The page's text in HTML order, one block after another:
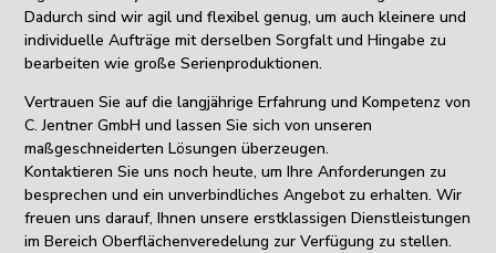
Dadurch sind wir agil und flexibel genug, um auch kleinere und
individuelle Aufträge mit derselben Sorgfalt und Hingabe zu
bearbeiten wie große Serienproduktionen.
Vertrauen Sie auf die langjährige Erfahrung und Kompetenz von
C. Jentner GmbH und lassen Sie sich von unseren
maßgeschneiderten Lösungen überzeugen.
Kontaktieren Sie uns noch heute, um Ihre Anforderungen zu
besprechen und ein unverbindliches Angebot zu erhalten. Wir
freuen uns darauf, Ihnen unsere erstklassigen Dienstleistungen
im Bereich Oberflächenveredelung zur Verfügung zu stellen.